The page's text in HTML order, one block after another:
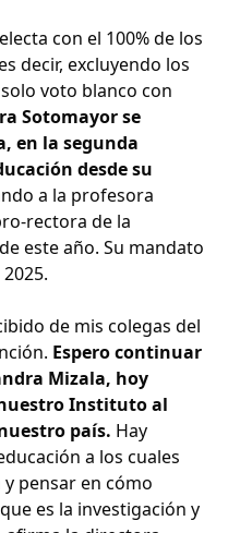
con el 100% de los
decir, excluyendo los
voto blanco con
Sotomayor se
en la segunda
desde su
a la profesora
rectora de la
este año. Su mandato
de mis colegas del
Espero continuar
Mizala, hoy
Instituto al
país. Hay
a los cuales
pensar en cómo
es la investigación y